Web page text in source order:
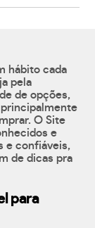
hábito cada
pela
de opções,
O Site
e
e confiáveis,
de dicas pra
para